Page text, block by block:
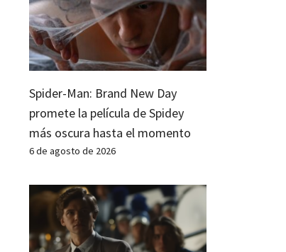
Spider-Man: Brand New Day
promete la película de Spidey
más oscura hasta el momento
6 de agosto de 2026